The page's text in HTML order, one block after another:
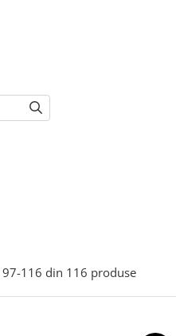
97-116 din 116 produse